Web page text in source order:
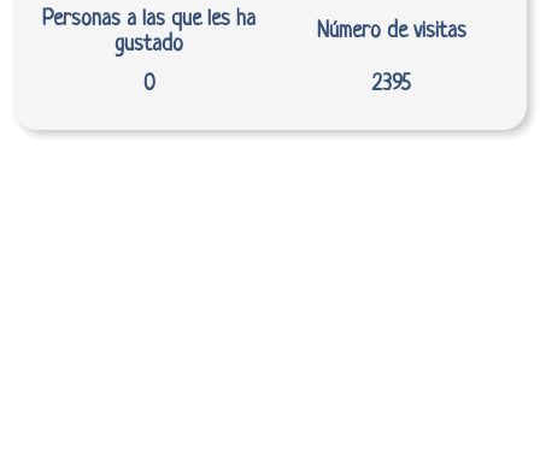
Personas a las que les ha
gustado
Número de visitas
0 2395